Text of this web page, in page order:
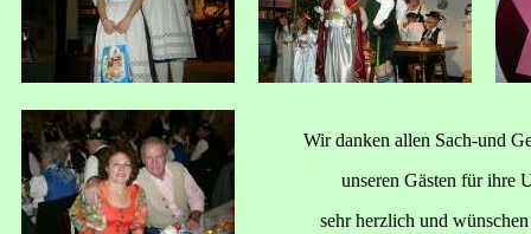
Wir danken allen Sach-und
unseren Gästen für ihre
sehr herzlich und